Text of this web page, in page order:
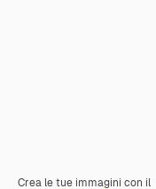
Crea le tue immagini con il